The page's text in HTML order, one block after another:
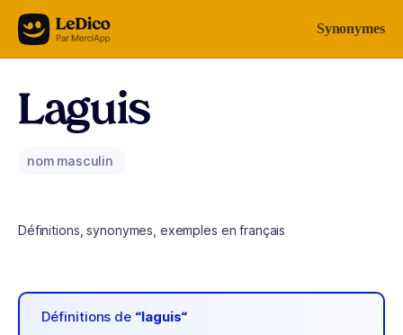
Aller au contenu Synonymes
Laguis
nom masculin
Définitions, synonymes, exemples en français
Définitions de “laguis“